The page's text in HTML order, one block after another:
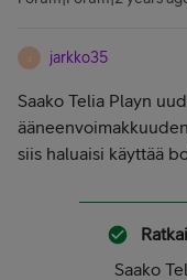
J jarkko35
Saako Telia Playn
siis haluaisi käyttää
Saako